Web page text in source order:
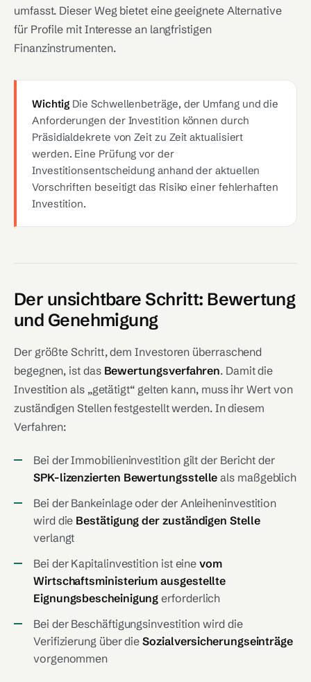
umfasst. Dieser Weg bietet eine geeignete Alternative
für Profile mit Interesse an langfristigen
Finanzinstrumenten.
Wichtig Die Schwellenbeträge, der Umfang und die
Anforderungen der Investition können durch
Präsidialdekrete von Zeit zu Zeit aktualisiert
werden. Eine Prüfung vor der
Investitionsentscheidung anhand der aktuellen
Vorschriften beseitigt das Risiko einer fehlerhaften
Investition.
Der unsichtbare Schritt: Bewertung
und Genehmigung
Der größte Schritt, dem Investoren überraschend
begegnen, ist das Bewertungsverfahren. Damit die
Investition als „getätigt“ gelten kann, muss ihr Wert von
zuständigen Stellen festgestellt werden. In diesem
Verfahren:
Bei der Immobilieninvestition gilt der Bericht der
SPK-lizenzierten Bewertungsstelle als maßgeblich
Bei der Bankeinlage oder der Anleiheninvestition
wird die Bestätigung der zuständigen Stelle
verlangt
Bei der Kapitalinvestition ist einevom
Wirtschaftsministerium ausgestellte
Eignungsbescheinigung erforderlich
Bei der Beschäftigungsinvestition wird die
Verifizierung über dieSozialversicherungseinträge
vorgenommen